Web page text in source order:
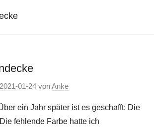
2021-01-24 vonAnke
ein Jahr später ist es geschafft: Die
fehlende Farbe hatte ich